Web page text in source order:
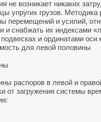
не возникает никаких
упругих грузов.
перемещений и усилий,
и снабжать их индексами
и ординатами
для левой половины
распоров в левой и
от загружения системы